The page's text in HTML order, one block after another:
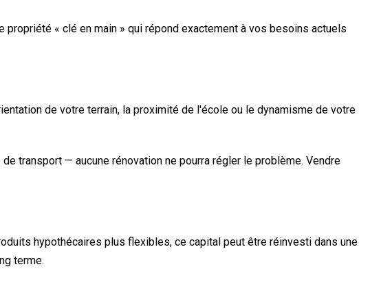
« clé en main » qui répond exactement à vos besoins actuels
de votre terrain, la proximité de l'école ou le dynamisme de votre
transport — aucune rénovation ne pourra régler le problème. Vendre
hypothécaires plus flexibles, ce capital peut être réinvesti dans une
terme.